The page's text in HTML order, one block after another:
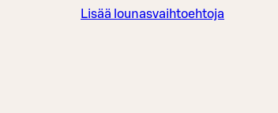
12,60 €
Lisää lounasvaihtoehtoja